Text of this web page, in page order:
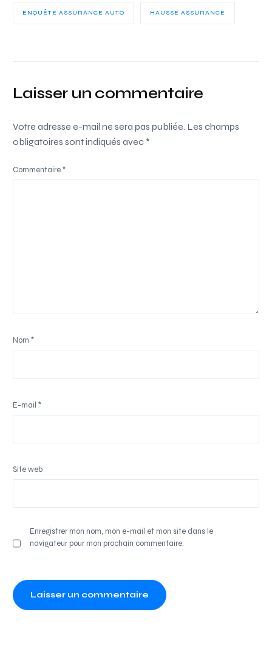
ENQUÊTE ASSURANCE AUTO HAUSSE ASSURANCE
Laisser un commentaire
Votre adresse e-mail ne sera pas publiée. Les champs
obligatoires sont indiqués avec *
Commentaire*
Nom*
E-mail*
Site web
Enregistrer mon nom, mon e-mail et mon site dans le
navigateur pour mon prochain commentaire.